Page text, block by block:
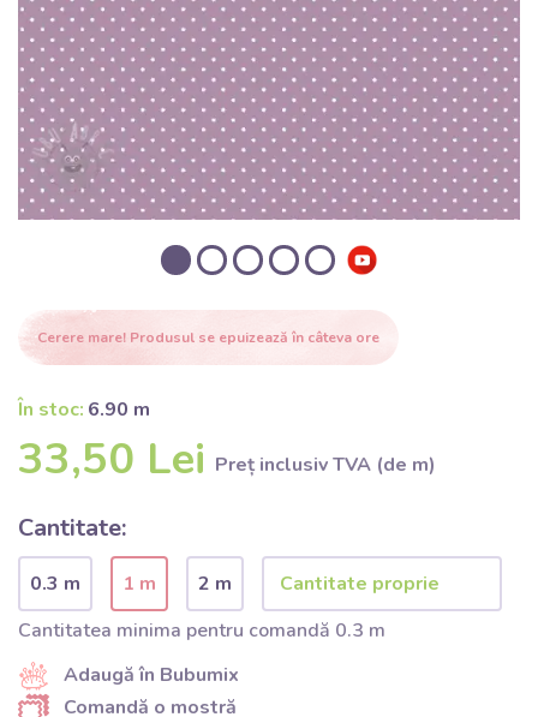
Cerere mare! Produsul se epuizează în câteva ore
În stoc: 6.90 m
33,50 Lei Preț inclusiv TVA (de m)
Cantitate:
0.3 m 1 m
2 m
Cantitatea minima pentru comandă 0.3 m
Adaugă în Bubumix
Comandă o mostră